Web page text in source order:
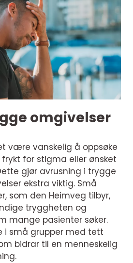
omgivelser
være vanskelig å oppsøke
for stigma eller ønsket
gjør avrusning i trygge
ekstra viktig. Små
som den Heimveg tilbyr,
tryggheten og
mange pasienter søker.
i små grupper med tett
bidrar til en menneskelig